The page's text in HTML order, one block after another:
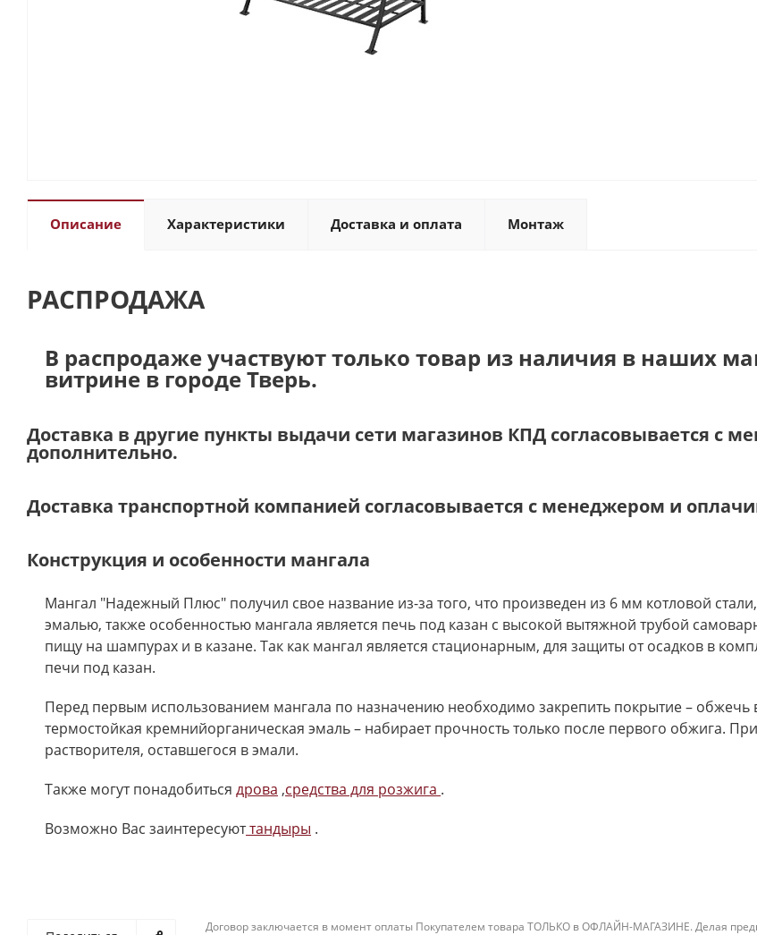
Описание Характеристики Доставка и оплата Монтаж
РАСПРОДАЖА
В распродаже участвуют только товар из наличия в наших
витрине в городе Тверь.
Доставка в другие пункты выдачи сети магазинов КПД согласовывается с
дополнительно.
Доставка транспортной компанией согласовывается с менеджером и
Конструкция и особенности мангала
Мангал "Надежный Плюс" получил свое название из-за того, что произведен из 6 мм котловой
эмалью, также особенностью мангала является печь под казан с высокой вытяжной трубой
пищу на шампурах и в казане. Так как мангал является стационарным, для защиты от осадков в
печи под казан.
Перед первым использованием мангала по назначению необходимо закрепить покрытие – обжечь
термостойкая кремнийорганическая эмаль – набирает прочность только после первого обжига.
растворителя, оставшегося в эмали.
Также могут понадобиться дрова ,средства для розжига .
Возможно Вас заинтересуюттандыры .
Договор заключается в момент оплаты Покупателем товара ТОЛЬКО в ОФЛАЙН-МАГАЗИНЕ. Делая